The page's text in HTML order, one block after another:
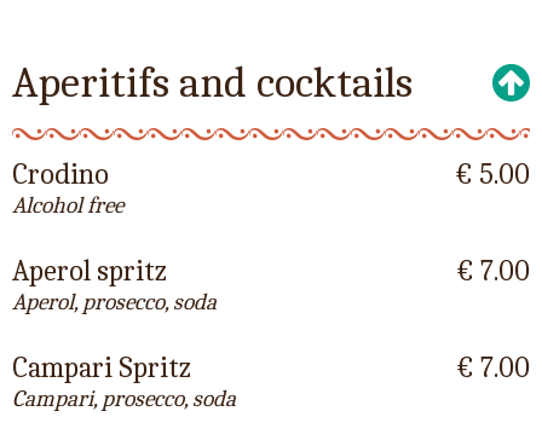
Aperitifs and cocktails
Crodino
Alcohol free
€ 5.00
Aperol spritz
Aperol, prosecco, soda
€ 7.00
Campari Spritz
Campari, prosecco, soda
€ 7.00